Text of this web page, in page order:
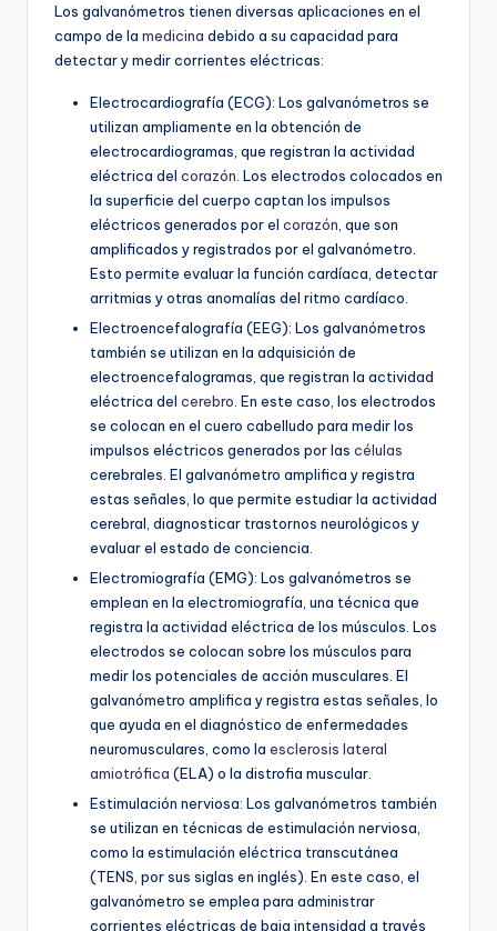
Los galvanómetros tienen diversas aplicaciones en el
campo de la medicina debido a su capacidad para
detectar y medir corrientes eléctricas:
Electrocardiografía (ECG): Los galvanómetros se
utilizan ampliamente en la obtención de
electrocardiogramas, que registran la actividad
eléctrica del corazón . Los electrodos colocados en
la superficie del cuerpo captan los impulsos
eléctricos generados por el corazón , que son
amplificados y registrados por el galvanómetro.
Esto permite evaluar la función cardíaca, detectar
arritmias y otras anomalías del ritmo cardíaco.
Electroencefalografía (EEG): Los galvanómetros
también se utilizan en la adquisición de
electroencefalogramas, que registran la actividad
eléctrica del cerebro . En este caso, los electrodos
se colocan en el cuero cabelludo para medir los
impulsos eléctricos generados por las células
cerebrales. El galvanómetro amplifica y registra
estas señales, lo que permite estudiar la actividad
cerebral, diagnosticar trastornos neurológicos y
evaluar el estado de conciencia.
Electromiografía (EMG): Los galvanómetros se
emplean en la electromiografía, una técnica que
registra la actividad eléctrica de los músculos. Los
electrodos se colocan sobre los músculos para
medir los potenciales de acción musculares. El
galvanómetro amplifica y registra estas señales, lo
que ayuda en el diagnóstico de enfermedades
neuromusculares, como la esclerosis lateral
amiotrófica (ELA) o la distrofia muscular.
Estimulación nerviosa: Los galvanómetros también
se utilizan en técnicas de estimulación nerviosa,
como la estimulación eléctrica transcutánea
(TENS, por sus siglas en inglés). En este caso, el
galvanómetro se emplea para administrar
corrientes eléctricas de baja intensidad a través